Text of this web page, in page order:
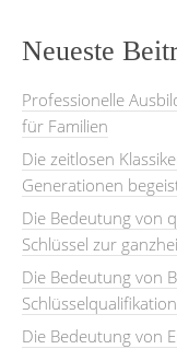
Neueste
Professionelle
für Familien
Die zeitlosen
Generationen
Die Bedeutung von
Schlüssel zur
Die Bedeutung von
Die Bedeutung von